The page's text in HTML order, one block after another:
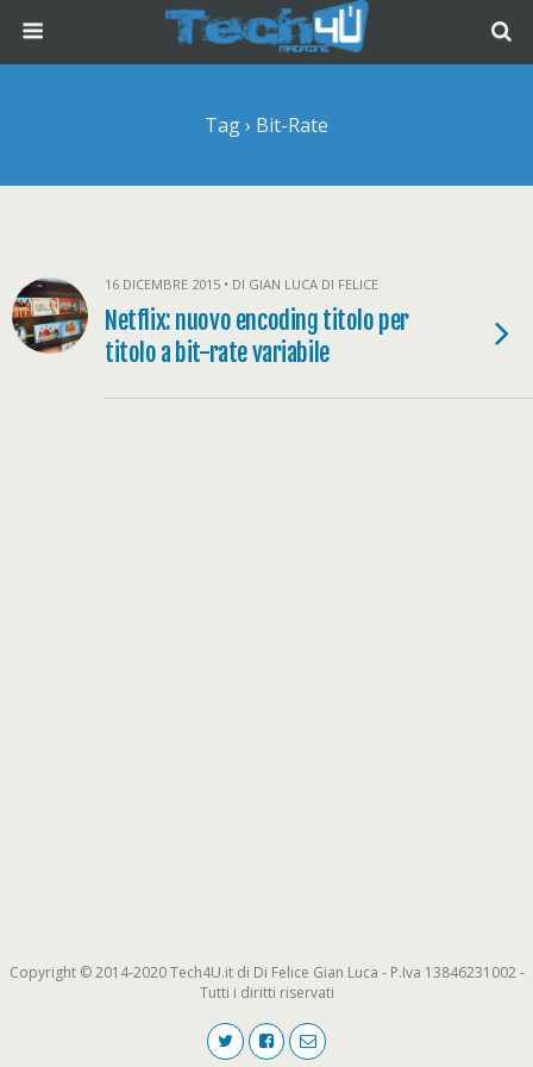
Tag › Bit-Rate
16 DICEMBRE 2015 • DI GIAN LUCA DI FELICE
Netflix: nuovo encoding titolo per
titolo a bit-rate variabile
Copyright © 2014-2020 Tech4U.it di Di Felice Gian Luca - P.Iva 13846231002 -
Tutti i diritti riservati